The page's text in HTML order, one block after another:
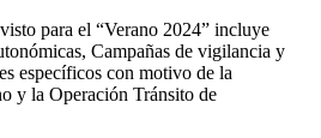
para el “Verano 2024” incluye
Campañas de vigilancia y
específicos con motivo de la
y la Operación Tránsito de